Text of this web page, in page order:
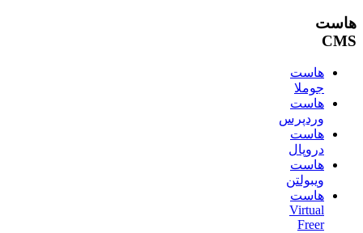
هاست
CMS
هاست
جوملا
هاست
وردپرس
هاست
دروپال
هاست
ویبولتن
هاست
Virtual
Freer